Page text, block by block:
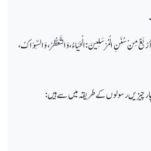
مِنْ سُنَنِ الْمُرْسَلِينَ : الْحَيَاءُ ، وَالتَّعَطُّرُ ، وَالسِّوَاكُ ،
چیزیں رسولوں کے طریقہ میں سے ہیں: